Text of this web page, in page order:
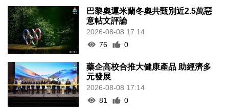
巴黎奧運米蘭冬奧共甄別近2.5萬惡
意帖文評論
2026-08-08 17:14
76
0
藥企高校合推大健康產品 助經濟多
元發展
2026-08-08 17:14
81
0